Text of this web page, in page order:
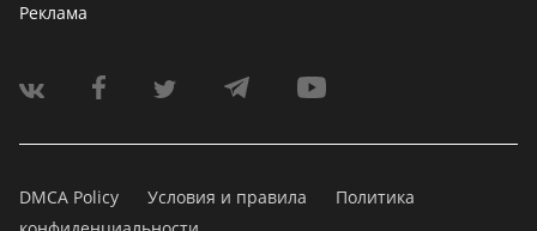
Реклама
DMCA Policy Условия и правила
Политика